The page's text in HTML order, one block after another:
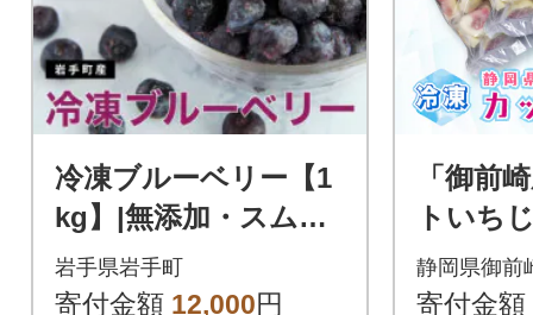
冷凍ブルーベリー【1
kg】|無添加・スムー
ジー用
岩手県岩手町
寄付金額 12,000円
「御前
トいち
個セット
静岡県御前
寄付金額